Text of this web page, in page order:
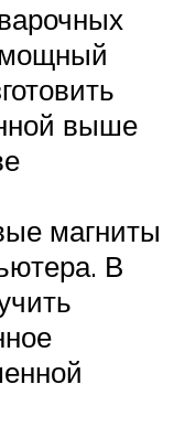
мощный
выше
магниты
В